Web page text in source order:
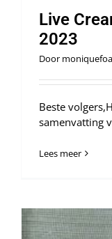
Live
2023
Door
Beste
samenvatting
Lees meer